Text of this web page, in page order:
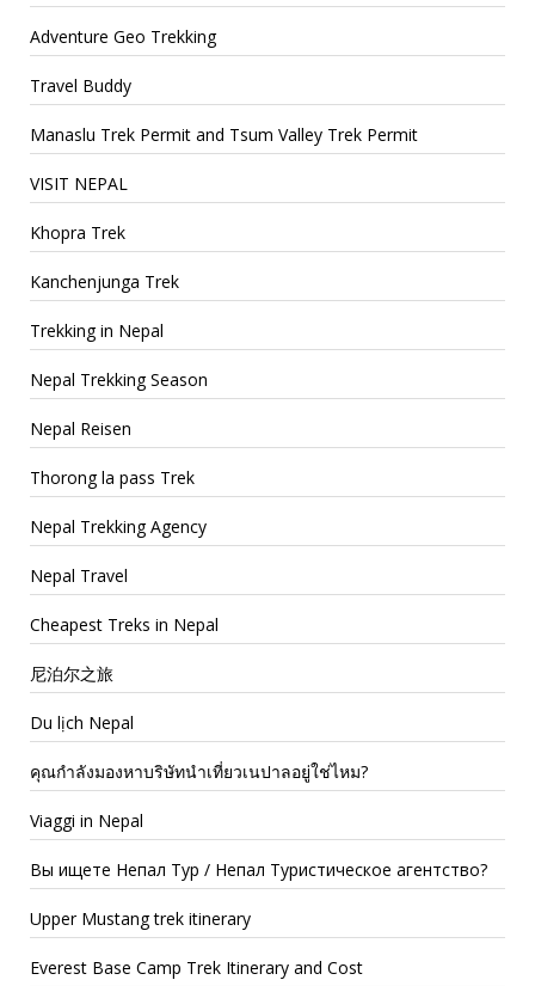
Adventure Geo Trekking
Travel Buddy
Manaslu Trek Permit and Tsum Valley Trek Permit
VISIT NEPAL
Khopra Trek
Kanchenjunga Trek
Trekking in Nepal
Nepal Trekking Season
Nepal Reisen
Thorong la pass Trek
Nepal Trekking Agency
Nepal Travel
Cheapest Treks in Nepal
尼泊尔之旅
Du lịch Nepal
คุณกำลังมองหาบริษัทนำเที่ยวเนปาลอยู่ใช่ไหม?
Viaggi in Nepal
Вы ищете Непал Тур / Непал Туристическое агентство?
Upper Mustang trek itinerary
Everest Base Camp Trek Itinerary and Cost